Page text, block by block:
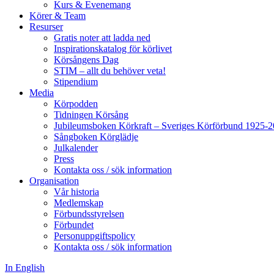
Kurs & Evenemang
Körer & Team
Resurser
Gratis noter att ladda ned
Inspirationskatalog för körlivet
Körsångens Dag
STIM – allt du behöver veta!
Stipendium
Media
Körpodden
Tidningen Körsång
Jubileumsboken Körkraft – Sveriges Körförbund 1925-
Sångboken Körglädje
Julkalender
Press
Kontakta oss / sök information
Organisation
Vår historia
Medlemskap
Förbundsstyrelsen
Förbundet
Personuppgiftspolicy
Kontakta oss / sök information
In English